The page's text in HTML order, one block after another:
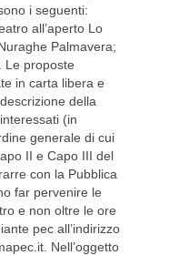
i seguenti:
all’aperto Lo
Palmavera;
Le proposte
in carta libera e
della
(in
generale di cui
II e Capo III del
con la Pubblica
far pervenire le
e non oltre le ore
pec all’indirizzo
. Nell’oggetto